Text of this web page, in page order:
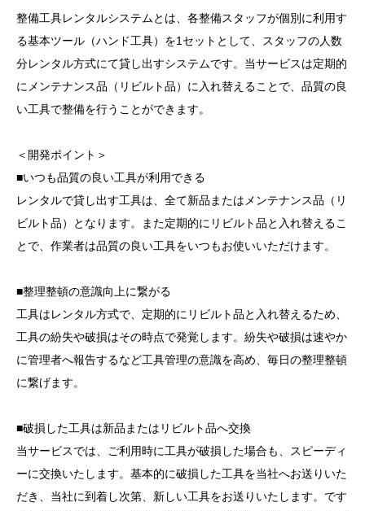
整備工具レンタルシステムとは、各整備スタッフが個別に利用す
る基本ツール（ハンド工具）を1セットとして、スタッフの人数
分レンタル方式にて貸し出すシステムです。当サービスは定期的
にメンテナンス品（リビルト品）に入れ替えることで、品質の良
い工具で整備を行うことができます。
＜開発ポイント＞
■いつも品質の良い工具が利用できる
レンタルで貸し出す工具は、全て新品またはメンテナンス品（リ
ビルト品）となります。また定期的にリビルト品と入れ替えるこ
とで、作業者は品質の良い工具をいつもお使いいただけます。
■整理整頓の意識向上に繋がる
工具はレンタル方式で、定期的にリビルト品と入れ替えるため、
工具の紛失や破損はその時点で発覚します。紛失や破損は速やか
に管理者へ報告するなど工具管理の意識を高め、毎日の整理整頓
に繋げます。
■破損した工具は新品またはリビルト品へ交換
当サービスでは、ご利用時に工具が破損した場合も、スピーディ
ーに交換いたします。基本的に破損した工具を当社へお送りいた
だき、当社に到着し次第、新しい工具をお送りいたします。です